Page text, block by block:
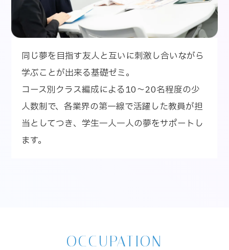
同じ夢を目指す友人と互いに刺激し合いながら
学ぶことが出来る基礎ゼミ。
コース別クラス編成による10～20名程度の少
人数制で、各業界の第一線で活躍した教員が担
当としてつき、学生一人一人の夢をサポートし
ます。
OCCUPATION